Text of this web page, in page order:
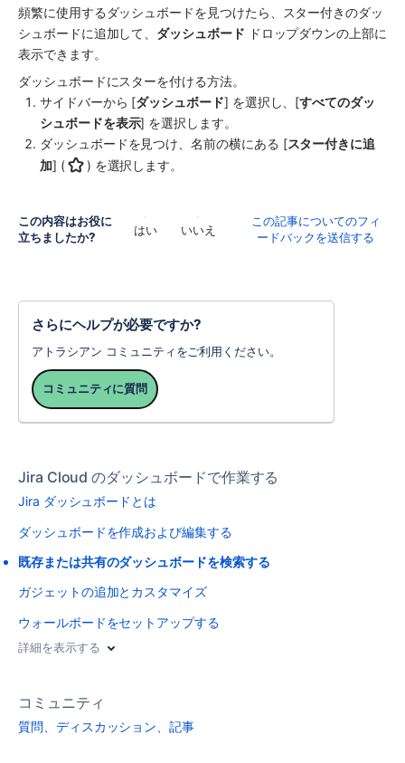
頻繁に使用するダッシュボードを見つけたら、スター付きのダッ
シュボードに追加して、 ダッシュボード ドロップダウンの上部に
表示できます。
ダッシュボードにスターを付ける方法。
サイドバーから [ダッシュボード] を選択し、[すべてのダッ
シュボードを表示] を選択します。
ダッシュボードを見つけ、名前の横にある [スター付きに追
加] ( ) を選択します。
この内容はお役に
立ちましたか?
はい いいえ
この記事についてのフィ
ードバックを送信する
さらにヘルプが必要ですか?
アトラシアン コミュニティをご利用ください。
コミュニティに質問
Jira Cloud のダッシュボードで作業する
Jira ダッシュボードとは
ダッシュボードを作成および編集する
既存または共有のダッシュボードを検索する
ガジェットの追加とカスタマイズ
ウォールボードをセットアップする
詳細を表示する
コミュニティ
質問、ディスカッション、記事